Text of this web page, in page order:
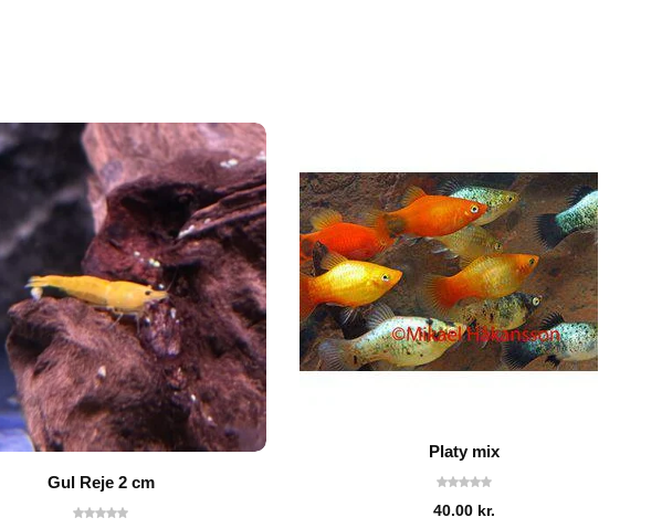
Gul Reje 2 cm
Platy mix
40.00 kr.